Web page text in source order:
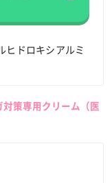
ヒドロキシアルミ
対策専用クリーム（医